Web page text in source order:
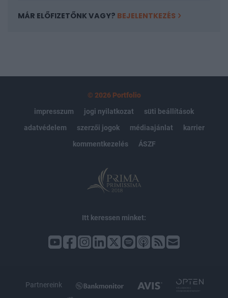
MÁR ELŐFIZETŐNK VAGY? BEJELENTKEZÉS
© 2026 Portfolio
impresszum
jogi nyilatkozat
süti beállítások
adatvédelem
szerzői jogok médiaajánlat
karrier
kommentkezelés
ÁSZF
Itt keressen minket:
Partnereink